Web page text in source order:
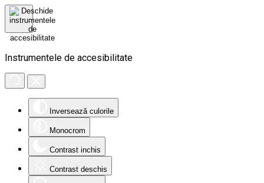
Instrumentele de accesibilitate
Inversează culorile
Monocrom
Contrast inchis
Contrast deschis